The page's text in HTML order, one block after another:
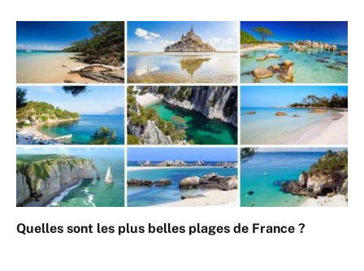
Quelles sont les plus belles plages de France ?